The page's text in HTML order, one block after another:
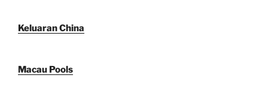
Keluaran China
Macau Pools